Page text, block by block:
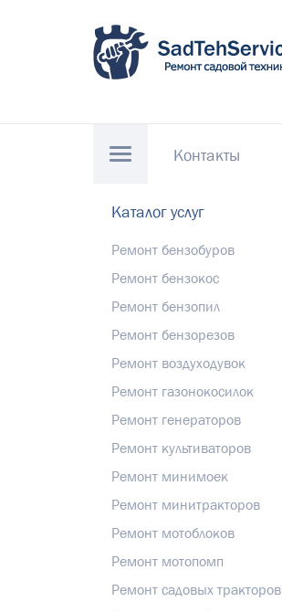
Контакты
Каталог услуг
Ремонт бензобуров
Ремонт бензокос
Ремонт бензопил
Ремонт бензорезов
Ремонт воздуходувок
Ремонт газонокосилок
Ремонт генераторов
Ремонт культиваторов
Ремонт минимоек
Ремонт минитракторов
Ремонт мотоблоков
Ремонт мотопомп
Ремонт садовых тракторов